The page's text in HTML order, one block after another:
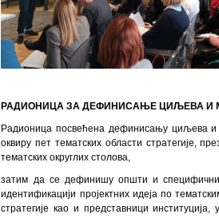
РАДИОНИЦА ЗА ДЕФИНИСАЊЕ ЦИЉЕВА И
Радионица посвећена дефинисању циљева
оквиру пет тематских области стратегије,
тематских округлих столова,
затим да се дефинишу општи и
идентификацији пројектних идеја по
стратегије као и представници